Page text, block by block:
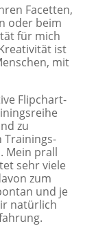
Facetten,
oder beim
für mich
ist
mit
Flipchart-
zu
Trainings-
Mein prall
sehr viele
zum
und je
natürlich